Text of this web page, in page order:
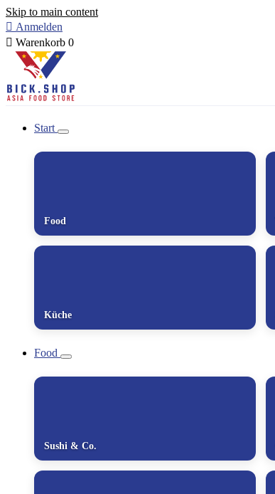
Skip to main content
 Anmelden
 Warenkorb 0
Start
Food
Küche
Food
Sushi & Co.